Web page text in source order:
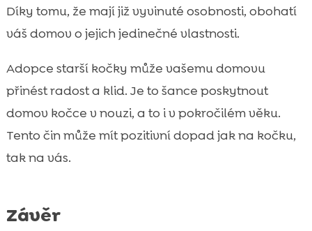
Díky tomu, že mají již vyvinuté osobnosti, obohatí
váš domov o jejich jedinečné vlastnosti.
Adopce starší kočky může vašemu domovu
přinést radost a klid. Je to šance poskytnout
domov kočce v nouzi, a to i v pokročilém věku.
Tento čin může mít pozitivní dopad jak na kočku,
tak na vás.
Závěr